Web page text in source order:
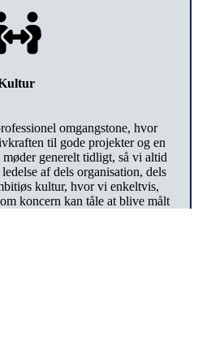
omgangstone, hvor
til gode projekter og en
generelt tidligt, så vi altid
af dels organisation, dels
kultur, hvor vi enkeltvis,
koncern kan tåle at blive målt